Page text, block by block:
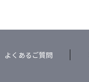
よくあるご質問